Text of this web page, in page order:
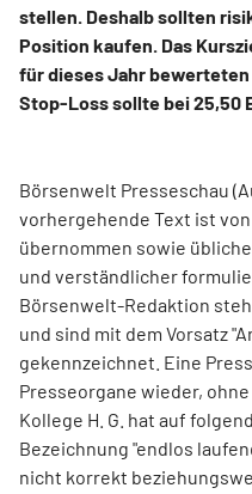
stellen. Deshalb sollten
Position kaufen. Das
für dieses Jahr
Stop-Loss sollte bei 25,50
Börsenwelt Presseschau
vorhergehende Text ist
übernommen sowie
und verständlicher
Börsenwelt-Redaktion
und sind mit dem Vorsatz
gekennzeichnet. Eine
Presseorgane wieder,
Kollege H. G. hat auf
Bezeichnung "endlos
nicht korrekt